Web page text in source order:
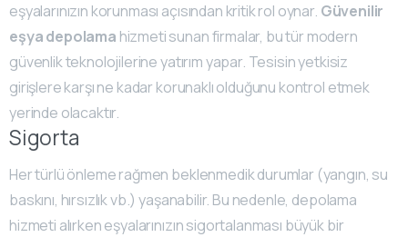
eşyalarınızın korunması açısından kritik rol oynar. Güvenilir
eşya depolama hizmeti sunan firmalar, bu tür modern
güvenlik teknolojilerine yatırım yapar. Tesisin yetkisiz
girişlere karşı ne kadar korunaklı olduğunu kontrol etmek
yerinde olacaktır.
Sigorta
Her türlü önleme rağmen beklenmedik durumlar (yangın, su
baskını, hırsızlık vb.) yaşanabilir. Bu nedenle, depolama
hizmeti alırken eşyalarınızın sigortalanması büyük bir